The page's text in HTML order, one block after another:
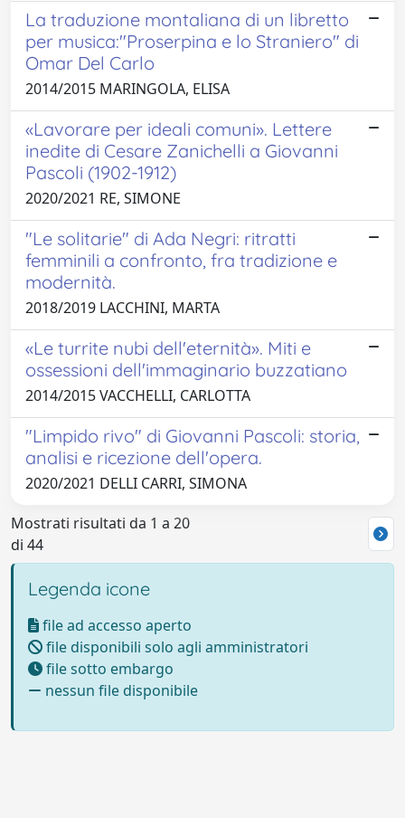
La traduzione montaliana di un libretto
per musica:"Proserpina e lo Straniero" di
Omar Del Carlo
2014/2015 MARINGOLA, ELISA
«Lavorare per ideali comuni». Lettere
inedite di Cesare Zanichelli a Giovanni
Pascoli (1902-1912)
2020/2021 RE, SIMONE
"Le solitarie" di Ada Negri: ritratti
femminili a confronto, fra tradizione e
modernità.
2018/2019 LACCHINI, MARTA
«Le turrite nubi dell'eternità». Miti e
ossessioni dell'immaginario buzzatiano
2014/2015 VACCHELLI, CARLOTTA
"Limpido rivo" di Giovanni Pascoli: storia,
analisi e ricezione dell'opera.
2020/2021 DELLI CARRI, SIMONA
Mostrati risultati da 1 a 20
di 44
Legenda icone
file ad accesso aperto
file disponibili solo agli amministratori
file sotto embargo
nessun file disponibile